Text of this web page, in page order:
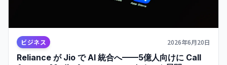
ビジネス 2026年6月20日
Reliance が Jio で AI 統合へ——5億人向けに Call